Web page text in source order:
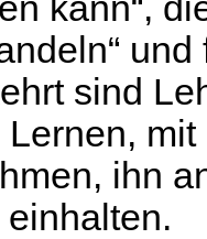
sind
Lernen,
ihn